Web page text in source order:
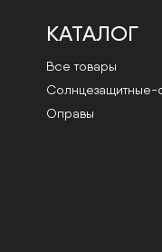
КАТАЛОГ
Все товары
Cолнцезащитные-
Оправы